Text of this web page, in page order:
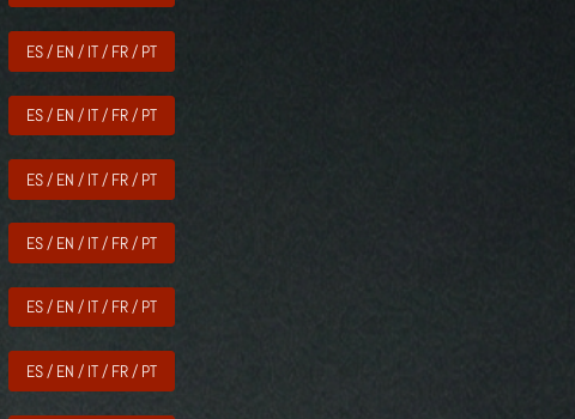
ES / EN / IT / FR / PT
ES / EN / IT / FR / PT
ES / EN / IT / FR / PT
ES / EN / IT / FR / PT
ES / EN / IT / FR / PT
ES / EN / IT / FR / PT